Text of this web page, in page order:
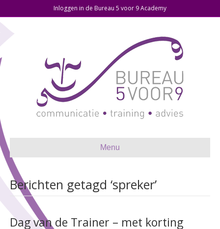
Inloggen in de Bureau 5 voor 9 Academy
Menu
Berichten getagd ‘spreker’
Dag van de Trainer – met korting